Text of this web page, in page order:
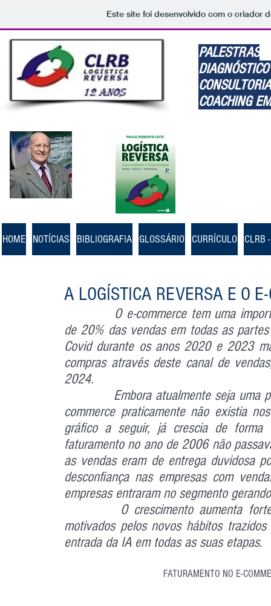
Este site foi desenvolvido com o criador
PALESTRAS
COACHING
HOME NOTÍCIAS BIBLIOGRAFIA GLOSSÁRIO CURRÍCULO CLRB
A LOGÍSTICA REVERSA E O
de 20% das vendas em todas as
Covid durante os anos 2020 e 2023
compras através deste canal de
2024.
commerce praticamente não existia
gráfico a seguir, já crescia de
faturamento no ano de 2006 não
as vendas eram de entrega duvidosa
desconfiança nas empresas com
empresas entraram no segmento
motivados pelos novos hábitos
entrada da IA em todas as suas etapas.
FATURAMENTO NO E-